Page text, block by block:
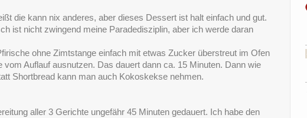
die kann nix anderes, aber dieses Dessert ist halt einfach und gut.
ist nicht zwingend meine Paradedisziplin, aber ich werde daran
ohne Zimtstange einfach mit etwas Zucker überstreut im Ofen
vom Auflauf ausnutzen. Das dauert dann ca. 15 Minuten. Dann wie
Shortbread kann man auch Kokoskekse nehmen.
aller 3 Gerichte ungefähr 45 Minuten gedauert. Ich habe den